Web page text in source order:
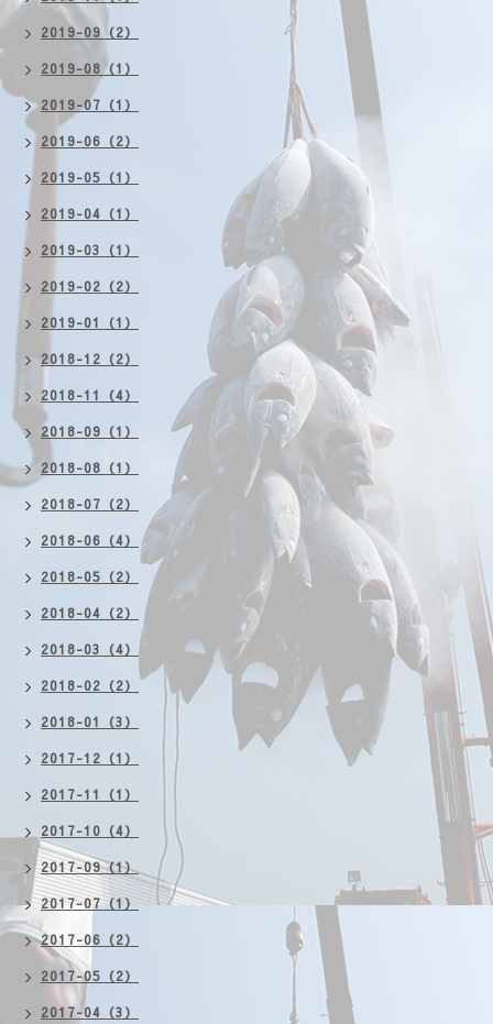
2019-09（2）
2019-08（1）
2019-07（1）
2019-06（2）
2019-05（1）
2019-04（1）
2019-03（1）
2019-02（2）
2019-01（1）
2018-12（2）
2018-11（4）
2018-09（1）
2018-08（1）
2018-07（2）
2018-06（4）
2018-05（2）
2018-04（2）
2018-03（4）
2018-02（2）
2018-01（3）
2017-12（1）
2017-11（1）
2017-10（4）
2017-09（1）
2017-07（1）
2017-06（2）
2017-05（2）
2017-04（3）